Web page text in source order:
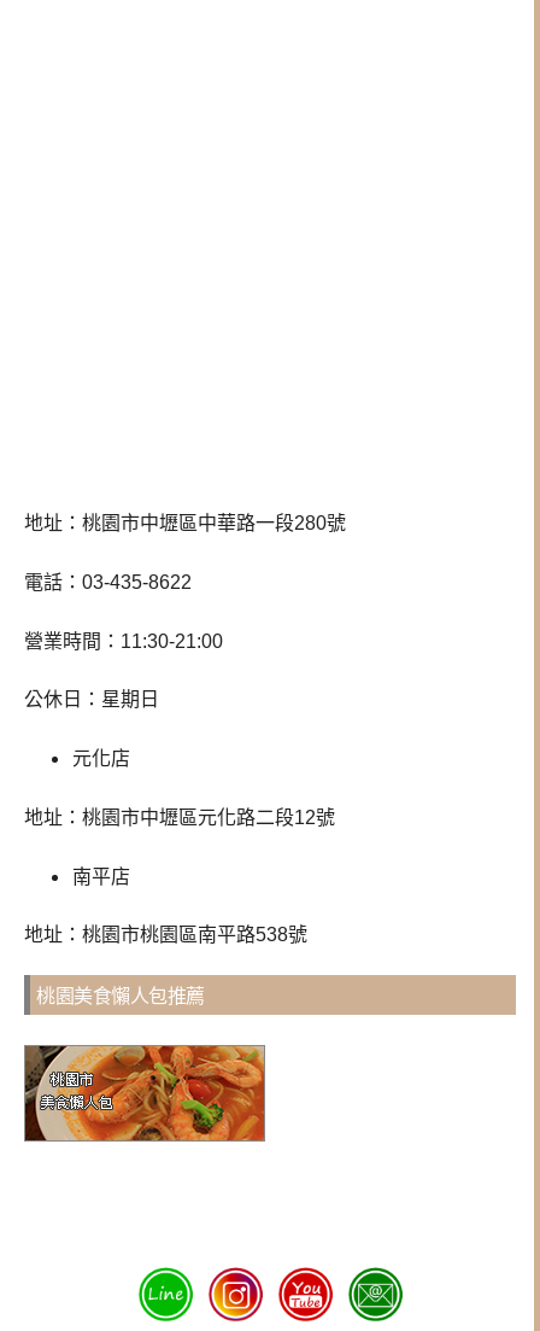
地址：桃園市中壢區中華路一段280號
電話：03-435-8622
營業時間：11:30-21:00
公休日：星期日
元化店
地址：桃園市中壢區元化路二段12號
南平店
地址：桃園市桃園區南平路538號
桃園美食懶人包推薦